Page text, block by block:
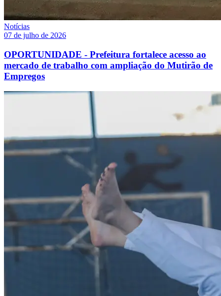
Notícias
07 de julho de 2026
OPORTUNIDADE - Prefeitura fortalece acesso ao
mercado de trabalho com ampliação do Mutirão de
Empregos